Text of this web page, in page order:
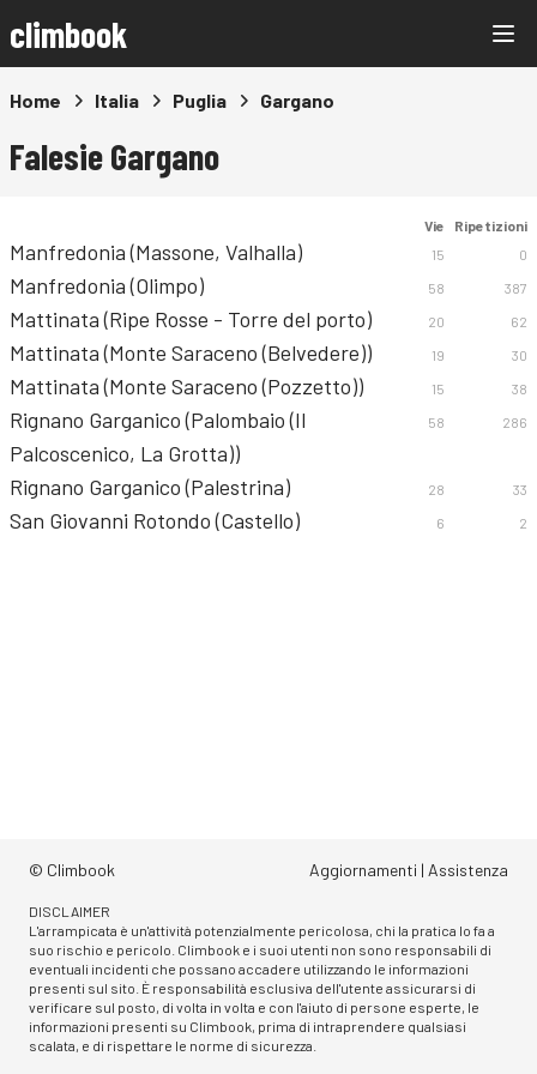
climbook
Home Italia Puglia Gargano
Falesie Gargano
Vie Ripetizioni
Manfredonia (Massone, Valhalla) 15 0
Manfredonia (Olimpo) 58 387
Mattinata (Ripe Rosse - Torre del porto) 20 62
Mattinata (Monte Saraceno (Belvedere)) 19 30
Mattinata (Monte Saraceno (Pozzetto)) 15 38
Rignano Garganico (Palombaio (Il
Palcoscenico, La Grotta))
58 286
Rignano Garganico (Palestrina) 28 33
San Giovanni Rotondo (Castello) 6 2
© Climbook Aggiornamenti | Assistenza
DISCLAIMER
L'arrampicata è un'attività potenzialmente pericolosa, chi la pratica lo fa a
suo rischio e pericolo. Climbook e i suoi utenti non sono responsabili di
eventuali incidenti che possano accadere utilizzando le informazioni
presenti sul sito. È responsabilità esclusiva dell'utente assicurarsi di
verificare sul posto, di volta in volta e con l'aiuto di persone esperte, le
informazioni presenti su Climbook, prima di intraprendere qualsiasi
scalata, e di rispettare le norme di sicurezza.